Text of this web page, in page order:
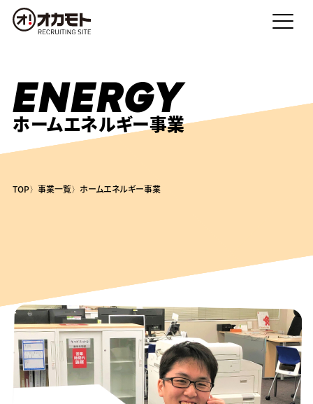
ENERGY
ホームエネルギー事業
TOP 事業一覧 ホームエネルギー事業